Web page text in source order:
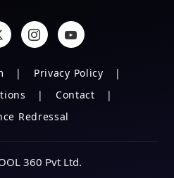
Privacy Policy
Contact
Redressal
360 Pvt Ltd.